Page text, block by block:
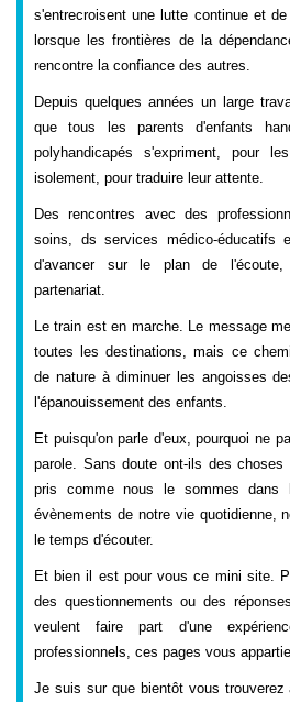
s'entrecroisent une lutte continue et
lorsque les frontières de la
rencontre la confiance des autres.
Depuis quelques années un large
que tous les parents d'enfants
polyhandicapés s'expriment, pour
isolement, pour traduire leur attente.
Des rencontres avec des
soins, ds services médico-éducatifs
d'avancer sur le plan de
partenariat.
Le train est en marche. Le message
toutes les destinations, mais ce
de nature à diminuer les angoisses
l'épanouissement des enfants.
Et puisqu'on parle d'eux, pourquoi ne
parole. Sans doute ont-ils des
pris comme nous le sommes dans
évènements de notre vie quotidienne,
le temps d'écouter.
Et bien il est pour vous ce mini site.
des questionnements ou des
veulent faire part d'une
professionnels, ces pages vous
Je suis sur que bientôt vous trouverez